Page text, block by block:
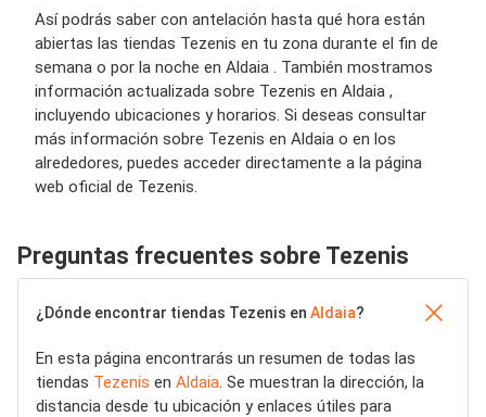
Así podrás saber con antelación hasta qué hora están
abiertas las tiendas Tezenis en tu zona durante el fin de
semana o por la noche en Aldaia . También mostramos
información actualizada sobre Tezenis en Aldaia ,
incluyendo ubicaciones y horarios. Si deseas consultar
más información sobre Tezenis en Aldaia o en los
alrededores, puedes acceder directamente a la página
web oficial de Tezenis.
Preguntas frecuentes sobre Tezenis
¿Dónde encontrar tiendas Tezenis en Aldaia?
En esta página encontrarás un resumen de todas las
tiendas Tezenis en Aldaia. Se muestran la dirección, la
distancia desde tu ubicación y enlaces útiles para